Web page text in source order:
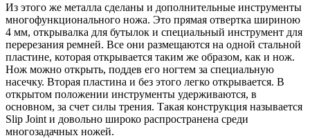
Из этого же металла сделаны и дополнительные инструменты
многофункционального ножа. Это прямая отвертка шириною
4 мм, открывалка для бутылок и специальный инструмент для
перерезания ремней. Все они размещаются на одной стальной
пластине, которая открывается таким же образом, как и нож.
Нож можно открыть, поддев его ногтем за специальную
насечку. Вторая пластина и без этого легко открывается. В
открытом положении инструменты удерживаются, в
основном, за счет силы трения. Такая конструкция называется
Slip Joint и довольно широко распространена среди
многозадачных ножей.